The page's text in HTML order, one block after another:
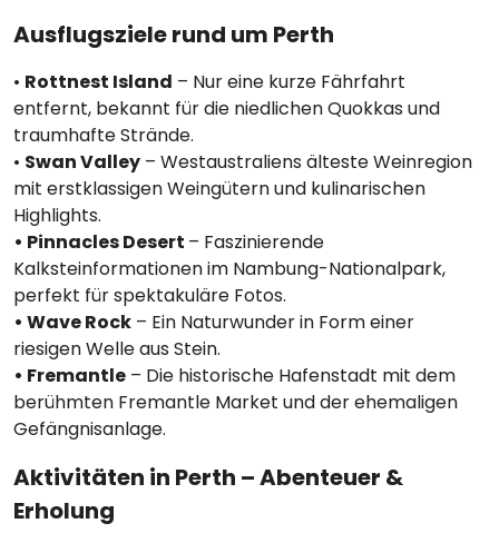
Ausflugsziele rund um Perth
• Rottnest Island – Nur eine kurze Fährfahrt
entfernt, bekannt für die niedlichen Quokkas und
traumhafte Strände.
• Swan Valley – Westaustraliens älteste Weinregion
mit erstklassigen Weingütern und kulinarischen
Highlights.
• Pinnacles Desert – Faszinierende
Kalksteinformationen im Nambung-Nationalpark,
perfekt für spektakuläre Fotos.
• Wave Rock – Ein Naturwunder in Form einer
riesigen Welle aus Stein.
• Fremantle – Die historische Hafenstadt mit dem
berühmten Fremantle Market und der ehemaligen
Gefängnisanlage.
Aktivitäten in Perth – Abenteuer &
Erholung